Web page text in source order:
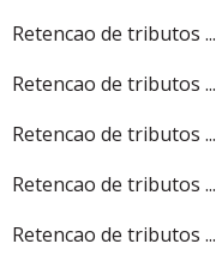
Retencao de tributos ...
Retencao de tributos ...
Retencao de tributos ...
Retencao de tributos ...
Retencao de tributos ...